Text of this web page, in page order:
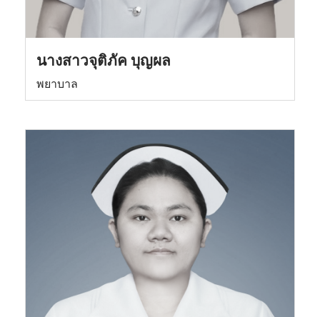
นางสาวจุติภัค บุญผล
พยาบาล